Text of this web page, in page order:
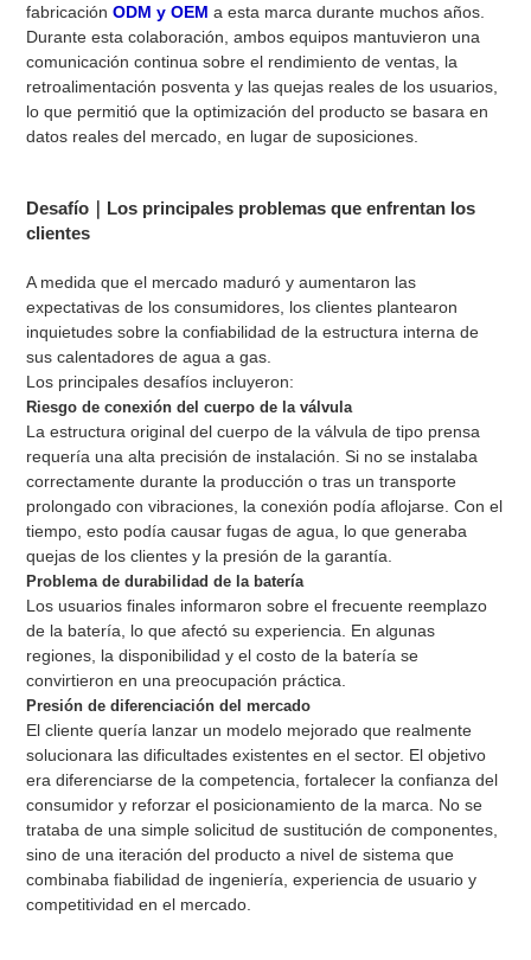
fabricaciónODM y OEM a esta marca durante muchos años.
Durante esta colaboración, ambos equipos mantuvieron una
comunicación continua sobre el rendimiento de ventas, la
retroalimentación posventa y las quejas reales de los usuarios,
lo que permitió que la optimización del producto se basara en
datos reales del mercado, en lugar de suposiciones.
Desafío｜Los principales problemas que enfrentan los
clientes
A medida que el mercado maduró y aumentaron las
expectativas de los consumidores, los clientes plantearon
inquietudes sobre la confiabilidad de la estructura interna de
sus calentadores de agua a gas.
Los principales desafíos incluyeron:
Riesgo de conexión del cuerpo de la válvula
La estructura original del cuerpo de la válvula de tipo prensa
requería una alta precisión de instalación. Si no se instalaba
correctamente durante la producción o tras un transporte
prolongado con vibraciones, la conexión podía aflojarse. Con el
tiempo, esto podía causar fugas de agua, lo que generaba
quejas de los clientes y la presión de la garantía.
Problema de durabilidad de la batería
Los usuarios finales informaron sobre el frecuente reemplazo
de la batería, lo que afectó su experiencia. En algunas
regiones, la disponibilidad y el costo de la batería se
convirtieron en una preocupación práctica.
Presión de diferenciación del mercado
El cliente quería lanzar un modelo mejorado que realmente
solucionara las dificultades existentes en el sector. El objetivo
era diferenciarse de la competencia, fortalecer la confianza del
consumidor y reforzar el posicionamiento de la marca. No se
trataba de una simple solicitud de sustitución de componentes,
sino de una iteración del producto a nivel de sistema que
combinaba fiabilidad de ingeniería, experiencia de usuario y
competitividad en el mercado.